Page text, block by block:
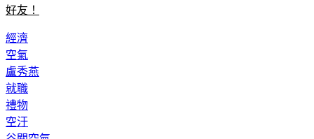
空氣
盧秀燕
就職
禮物
空汙
谷關空氣